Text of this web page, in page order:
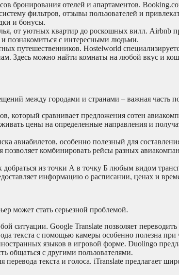
бронирования отелей и апартаментов.
фильтров, отзывы пользователей и
и бонусы.
от уютных квартир до роскошных вилл. Airbnb
познакомиться с интересными людьми.
путешественников. Hostelworld
Здесь можно найти комнаты на любой вкус и
между городами и странами – важная часть
который сравнивает предложения сотен
цены на определенные направления и
авиабилетов, особенно полезный для
позволяет комбинировать рейсы разных
добраться из точки А в точку Б любым видом
информацию о расписании, ценах и
может стать серьезной проблемой.
ситуации. Google Translate позволяет переводить
текста с помощью камеры особенно полезна
языков в игровой форме. Duolingo
общаться с другими пользователями.
текста и голоса. iTranslate предлагает